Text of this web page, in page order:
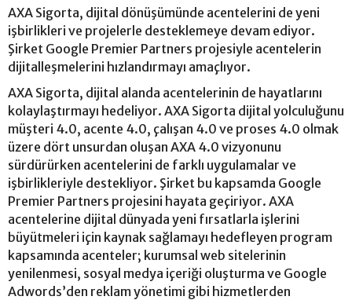
AXA Sigorta, dijital dönüşümünde acentelerini de yeni
işbirlikleri ve projelerle desteklemeye devam ediyor.
Şirket Google Premier Partners projesiyle acentelerin
dijitalleşmelerini hızlandırmayı amaçlıyor.
AXA Sigorta, dijital alanda acentelerinin de hayatlarını
kolaylaştırmayı hedeliyor. AXA Sigorta dijital yolculuğunu
müşteri 4.0, acente 4.0, çalışan 4.0 ve proses 4.0 olmak
üzere dört unsurdan oluşan AXA 4.0 vizyonunu
sürdürürken acentelerini de farklı uygulamalar ve
işbirlikleriyle destekliyor. Şirket bu kapsamda Google
Premier Partners projesini hayata geçiriyor. AXA
acentelerine dijital dünyada yeni fırsatlarla işlerini
büyütmeleri için kaynak sağlamayı hedefleyen program
kapsamında acenteler; kurumsal web sitelerinin
yenilenmesi, sosyal medya içeriği oluşturma ve Google
Adwords’den reklam yönetimi gibi hizmetlerden